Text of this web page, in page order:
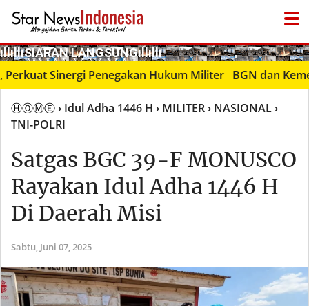
­ıllıllıS͙I͙A͙R͙A͙N͙ L͙A͙N͙G͙S͙U͙N͙G͙ıllıllı
Sinergi Penegakan Hukum Militer BGN dan
ⒽⓄⓂⒺ› Idul Adha 1446 H › MILITER› NASIONAL›
TNI-POLRI
Satgas BGC 39-F MONUSCO
Rayakan Idul Adha 1446 H
Di Daerah Misi
Sabtu, Juni 07, 2025